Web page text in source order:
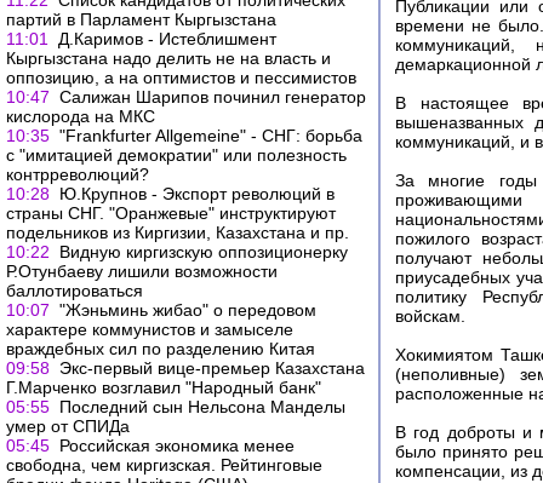
партий в Парламент Кыргызстана
11:01
Д.Каримов - Истеблишмент
Кыргызстана надо делить не на власть и
оппозицию, а на оптимистов и пессимистов
10:47 Салижан Шарипов починил генератор
кислорода на МКС
10:35 "Frankfurter Allgemeine" - СНГ: борьба
с "имитацией демократии" или полезность
контрреволюций?
10:28 Ю.Крупнов - Экспорт революций в
страны СНГ. "Оранжевые" инструктируют
подельников из Киргизии, Казахстана и пр.
10:22
Видную киргизскую оппозиционерку
Р.Отунбаеву лишили возможности
баллотироваться
10:07 "Жэньминь жибао" о передовом
характере коммунистов и замыселе
враждебных сил по разделению Китая
09:58 Экс-первый вице-премьер Казахстана
Г.Марченко возглавил "Народный банк"
05:55 Последний сын Нельсона Манделы
умер от СПИДа
05:45 Российская экономика менее
свободна, чем киргизская. Рейтинговые
Публикации или
времени не
демаркационной
В настоящее
вышеназванных
коммуникаций, и
За многие
проживающими
пожилого
получают
приусадебных
политику
войскам.
Хокимиятом
(неполивные)
расположенные
В год доброты и
было принято
компенсации, из